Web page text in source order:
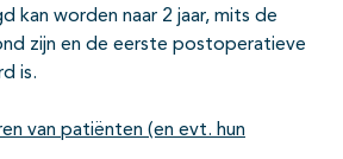
kan worden naar 2 jaar, mits de
zijn en de eerste postoperatieve
is.
van patiënten (en evt. hun